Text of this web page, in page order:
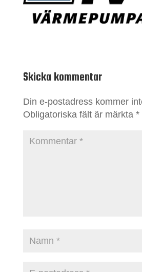
Skicka kommentar
Din e-postadress kommer
Obligatoriska fält är märkta *